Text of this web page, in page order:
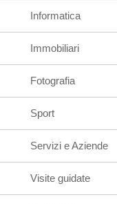
Informatica
Immobiliari
Fotografia
Sport
Servizi e Aziende
Visite guidate